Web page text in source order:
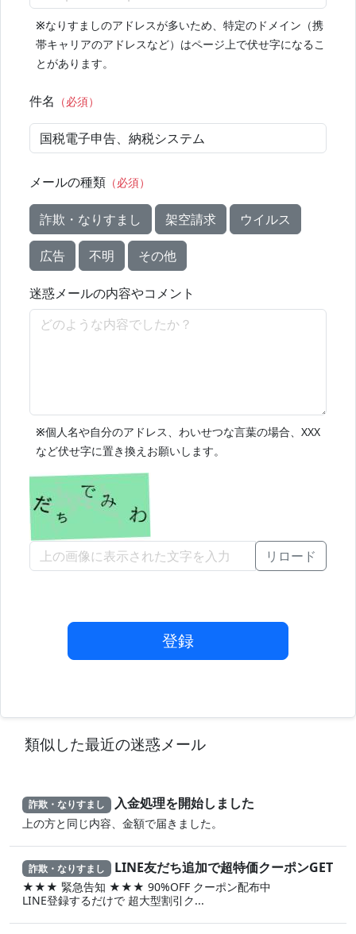
※なりすましのアドレスが多いため、特定のドメイン（携
帯キャリアのアドレスなど）はページ上で伏せ字になるこ
とがあります。
件名 （必須）
メールの種類 （必須）
詐欺・なりすまし 架空請求 ウイルス
広告 不明 その他
迷惑メールの内容やコメント
※個人名や自分のアドレス、わいせつな言葉の場合、XXX
など伏せ字に置き換えお願いします。
リロード
登録
類似した最近の迷惑メール
詐欺・なりすまし 入金処理を開始しました
上の方と同じ内容、金額で届きました。
詐欺・なりすまし LINE友だち追加で超特価クーポンGET
★★★ 緊急告知 ★★★ 90%OFF クーポン配布中
LINE登録するだけで 超大型割引ク...